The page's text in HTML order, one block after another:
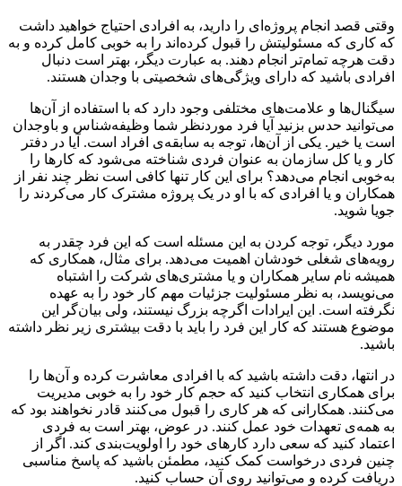
وقتی قصد انجام پروژه‌ای را دارید، به افرادی احتیاج خواهید داشت
که کاری که مسئولیتش را قبول کرده‌اند را به خوبی کامل کرده و به
دقت هرچه تمام‌تر انجام دهند. به عبارت دیگر، بهتر است دنبال
افرادی باشید که دارای ویژگی‌های شخصیتی با وجدان هستند.
سیگنال‌ها و علامت‌های مختلفی وجود دارد که با استفاده از آن‌ها
می‌توانید حدس بزنید آیا فرد موردنظر شما وظیفه‌شناس و باوجدان
است یا خیر. یکی از آن‌ها، توجه به سابقه‌ی افراد است. آیا در دفتر
کار و یا کل سازمان به عنوان فردی شناخته می‌شود که کارها را
به‌خوبی انجام می‌دهد؟ برای این کار تنها کافی است نظر چند نفر از
همکاران و یا افرادی که با او در یک پروژه مشترک کار می‌کردند را
جویا شوید.
مورد دیگر، توجه کردن به این مسئله است که این فرد چقدر به
رویه‌های شغلی خودشان اهمیت می‌دهد. برای مثال،‌ همکاری که
همیشه نام سایر همکاران و یا مشتری‌های شرکت را اشتباه
می‌نویسد، به نظر مسئولیت جزئیات مهم کار خود را به عهده
نگرفته است. این ایرادات اگرچه بزرگ نیستند، ولی بیان‌گر این
موضوع هستند که کار این فرد را باید با دقت بیشتری زیر نظر داشته
باشید.
در انتها، دقت داشته باشید که با افرادی معاشرت کرده و آن‌ها را
برای همکاری انتخاب کنید که حجم کار خود را به خوبی مدیریت
می‌کنند. همکارانی که هر کاری را قبول می‌کنند قادر نخواهند بود که
به همه‌ی تعهدات خود عمل کنند. در عوض، بهتر است به فردی
اعتماد کنید که سعی دارد کارهای خود را اولویت‌بندی کند. اگر از
چنین فردی درخواست کمک کنید، مطمئن باشید که پاسخ مناسبی
دریافت کرده و می‌‌توانید روی آن حساب کنید.